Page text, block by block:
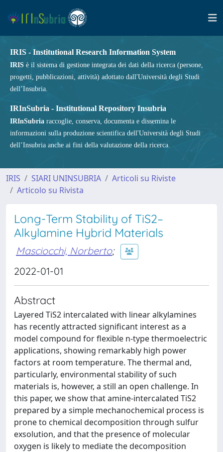
IRIS - Institutional Research Information System
IRIS è il sistema di gestione integrata dei dati della ricerca (persone,
progetti, pubblicazioni, attività) adottato dall'Università degli Studi
dell’Insubria.
IRInSubria - Institutional Repository Insubria
IRInSubria raccoglie, conserva, documenta e dissemina le
informazioni sulla produzione scientifica dell'Università degli Studi
dell’Insubria anche ai fini della valutazione della ricerca.
IRIS SIARI UNINSUBRIA
Articoli su Riviste
Articolo su Rivista
Long-Term Stability of TiS2–
Alkylamine Hybrid Materials
Masciocchi, Norberto;
2022-01-01
Abstract
Layered TiS2 intercalated with linear alkylamines
has recently attracted significant interest as a
model compound for flexible n-type thermoelectric
applications, showing remarkably high power
factors at room temperature. The thermal and,
particularly, environmental stability of such
materials is, however, a still an open challenge. In
this paper, we show that amine-intercalated TiS2
prepared by a simple mechanochemical process is
prone to chemical decomposition through sulfur
exsolution, and that the presence of molecular
oxygen is likely to mediate the decomposition